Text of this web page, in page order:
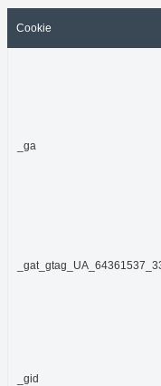
Cookie
_ga
_gid